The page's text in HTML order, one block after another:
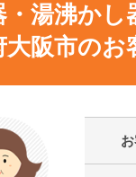
・湯沸かし
大阪市のお